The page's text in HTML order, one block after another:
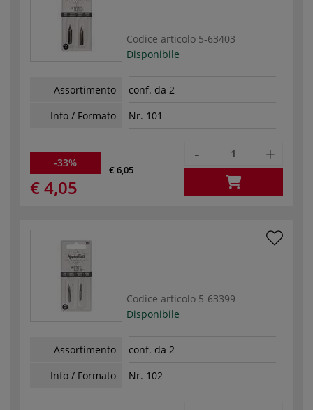
Codice articolo 5-63403
Disponibile
Assortimento
conf. da 2
Info / Formato
Nr. 101
-33%
€ 6,05
€ 4,05
- +
Codice articolo 5-63399
Disponibile
Assortimento
conf. da 2
Info / Formato
Nr. 102